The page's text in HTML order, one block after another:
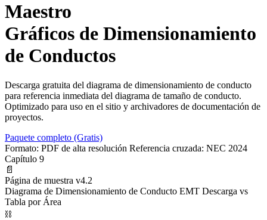
Maestro
Gráficos de Dimensionamiento
de Conductos
Descarga gratuita del diagrama de dimensionamiento de conducto
para referencia inmediata del diagrama de tamaño de conducto.
Optimizado para uso en el sitio y archivadores de documentación de
proyectos.
Paquete completo (Gratis)
Formato: PDF de alta resolución Referencia cruzada: NEC 2024
Capítulo 9
📄
Página de muestra v4.2
Diagrama de Dimensionamiento de Conducto EMT Descarga vs
Tabla por Área
⛓️